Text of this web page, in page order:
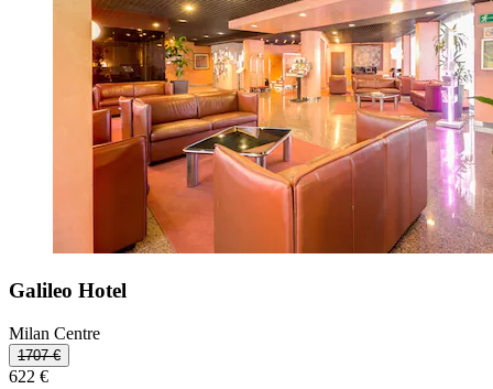
Galileo Hotel
Milan Centre
1707 €
622 €